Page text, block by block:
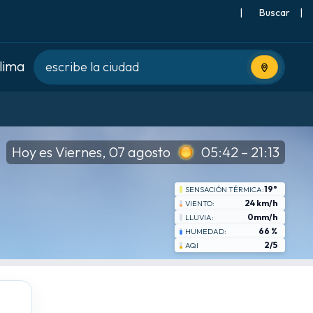
| |
Usa tu
Hoy es Viernes, 07 agosto 05:42 – 21:13
SENSACIÓN TÉRMICA:19°
VIENTO: 24 km/h
LLUVIA: 0mm/h
HUMEDAD: 66 %
AQI 2/5